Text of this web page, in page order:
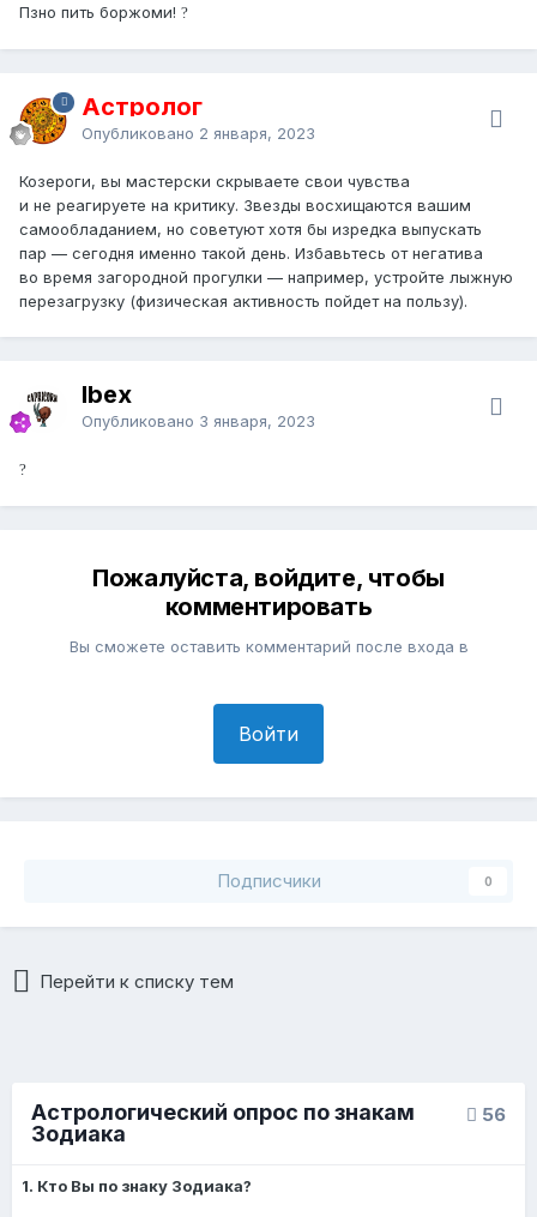
Пзно пить боржоми! ?
Астролог
Опубликовано 2 января, 2023
Козероги, вы мастерски скрываете свои чувства
и не реагируете на критику. Звезды восхищаются вашим
самообладанием, но советуют хотя бы изредка выпускать
пар — сегодня именно такой день. Избавьтесь от негатива
во время загородной прогулки — например, устройте лыжную
перезагрузку (физическая активность пойдет на пользу).
Ibex
Опубликовано 3 января, 2023
?
Пожалуйста, войдите, чтобы
комментировать
Вы сможете оставить комментарий после входа в
Войти
Подписчики 0
Перейти к списку тем
56
Астрологический опрос по знакам
Зодиака
1. Кто Вы по знаку Зодиака?